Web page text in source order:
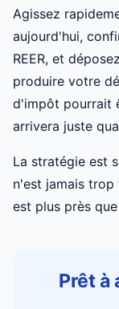
Agissez
aujourd'hui,
REER, et
produire votre
d'impôt pourrait
arrivera juste
La stratégie est
n'est jamais
est plus près
Prêt à